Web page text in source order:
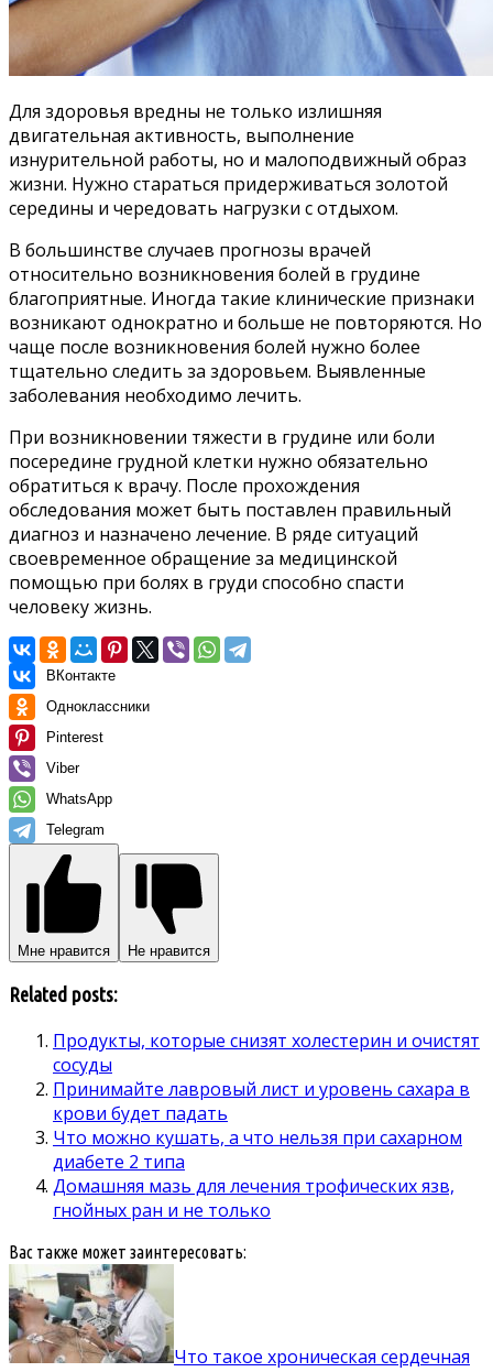
Для здоровья вредны не только излишняя
двигательная активность, выполнение
изнурительной работы, но и малоподвижный образ
жизни. Нужно стараться придерживаться золотой
середины и чередовать нагрузки с отдыхом.
В большинстве случаев прогнозы врачей
относительно возникновения болей в грудине
благоприятные. Иногда такие клинические признаки
возникают однократно и больше не повторяются. Но
чаще после возникновения болей нужно более
тщательно следить за здоровьем. Выявленные
заболевания необходимо лечить.
При возникновении тяжести в грудине или боли
посередине грудной клетки нужно обязательно
обратиться к врачу. После прохождения
обследования может быть поставлен правильный
диагноз и назначено лечение. В ряде ситуаций
своевременное обращение за медицинской
помощью при болях в груди способно спасти
человеку жизнь.
ВКонтакте
Одноклассники
Pinterest
Viber
WhatsApp
Telegram
Мне нравится Не нравится
Related posts:
Продукты, которые снизят холестерин и очистят
сосуды
Принимайте лавровый лист и уровень сахара в
крови будет падать
Что можно кушать, а что нельзя при сахарном
диабете 2 типа
Домашняя мазь для лечения трофических язв,
гнойных ран и не только
Вас также может заинтересовать:
Что такое хроническая сердечная